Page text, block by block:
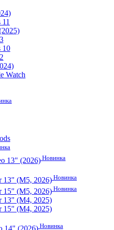
10
Watch
13" (2026) Новинка
13" (M5, 2026)Новинка
15" (M5, 2026)Новинка
13" (M4, 2025)
15" (M4, 2025)
14" (2026) Новинка